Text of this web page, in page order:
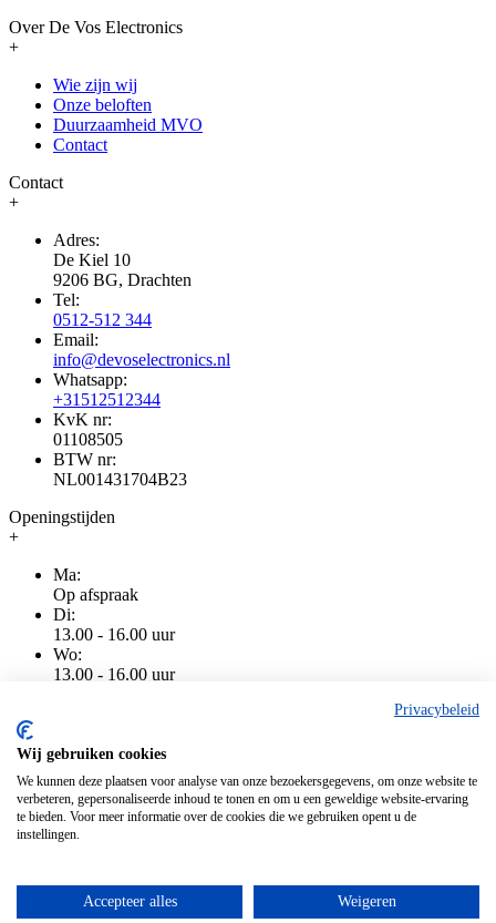
Over De Vos Electronics
+
Wie zijn wij
Onze beloften
Duurzaamheid MVO
Contact
Contact
+
Adres:
De Kiel 10
9206 BG, Drachten
Tel:
0512-512 344
Email:
info@devoselectronics.nl
Whatsapp:
+31512512344
KvK nr:
01108505
BTW nr:
NL001431704B23
Openingstijden
+
Ma:
Op afspraak
Di:
13.00 - 16.00 uur
Wo:
13.00 - 16.00 uur
13.00 - 16.00 uur
Gesloten
Zo:
Gesloten
Algemene voorwaarden Cookiebeleid|Disclaimer
Privacybeleid
Wij gebruiken cookies
We kunnen deze plaatsen voor analyse van onze bezoekersgegevens, om onze website te
verbeteren, gepersonaliseerde inhoud te tonen en om u een geweldige website-ervaring
te bieden. Voor meer informatie over de cookies die we gebruiken opent u de
instellingen.
Accepteer alles Weigeren